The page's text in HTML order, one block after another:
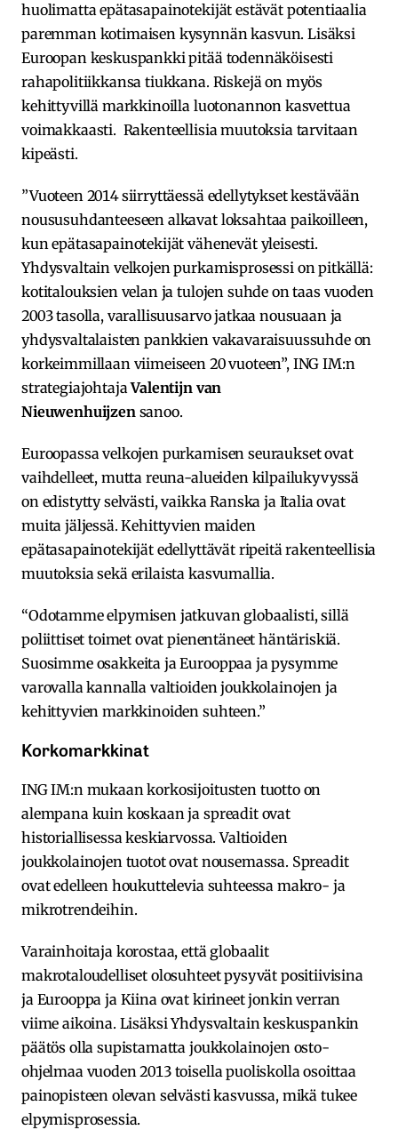
huolimatta epätasapainotekijät estävät potentiaalia
paremman kotimaisen kysynnän kasvun. Lisäksi
Euroopan keskuspankki pitää todennäköisesti
rahapolitiikkansa tiukkana. Riskejä on myös
kehittyvillä markkinoilla luotonannon kasvettua
voimakkaasti. Rakenteellisia muutoksia tarvitaan
kipeästi.
”Vuoteen 2014 siirryttäessä edellytykset kestävään
noususuhdanteeseen alkavat loksahtaa paikoilleen,
kun epätasapainotekijät vähenevät yleisesti.
Yhdysvaltain velkojen purkamisprosessi on pitkällä:
kotitalouksien velan ja tulojen suhde on taas vuoden
2003 tasolla, varallisuusarvo jatkaa nousuaan ja
yhdysvaltalaisten pankkien vakavaraisuussuhde on
korkeimmillaan viimeiseen 20 vuoteen”, ING IM:n
strategiajohtajaValentijn van
Nieuwenhuijzen sanoo.
Euroopassa velkojen purkamisen seuraukset ovat
vaihdelleet, mutta reuna-alueiden kilpailukyvyssä
on edistytty selvästi, vaikka Ranska ja Italia ovat
muita jäljessä. Kehittyvien maiden
epätasapainotekijät edellyttävät ripeitä rakenteellisia
muutoksia sekä erilaista kasvumallia.
“Odotamme elpymisen jatkuvan globaalisti, sillä
poliittiset toimet ovat pienentäneet häntäriskiä.
Suosimme osakkeita ja Eurooppaa ja pysymme
varovalla kannalla valtioiden joukkolainojen ja
kehittyvien markkinoiden suhteen.”
Korkomarkkinat
ING IM:n mukaan korkosijoitusten tuotto on
alempana kuin koskaan ja spreadit ovat
historiallisessa keskiarvossa. Valtioiden
joukkolainojen tuotot ovat nousemassa. Spreadit
ovat edelleen houkuttelevia suhteessa makro- ja
mikrotrendeihin.
Varainhoitaja korostaa, että globaalit
makrotaloudelliset olosuhteet pysyvät positiivisina
ja Eurooppa ja Kiina ovat kirineet jonkin verran
viime aikoina. Lisäksi Yhdysvaltain keskuspankin
päätös olla supistamatta joukkolainojen osto-
ohjelmaa vuoden 2013 toisella puoliskolla osoittaa
painopisteen olevan selvästi kasvussa, mikä tukee
elpymisprosessia.